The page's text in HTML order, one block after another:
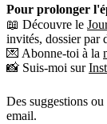
Pour prolonger
📖 Découvre le
invités, dossier par
💌 Abonne-toi à la
📸 Suis-moi sur
Des suggestions
email.